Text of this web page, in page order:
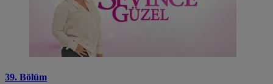
39. Bölüm